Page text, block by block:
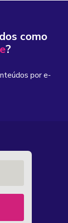
como
?
por e-